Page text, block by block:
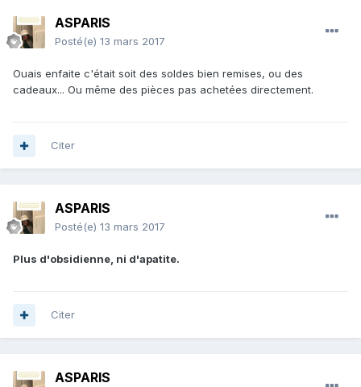
ASPARIS
Posté(e) 13 mars 2017
Ouais enfaite c'était soit des soldes bien remises, ou des
cadeaux... Ou même des pièces pas achetées directement.
Citer
ASPARIS
Posté(e) 13 mars 2017
Plus d'obsidienne, ni d'apatite.
Citer
ASPARIS